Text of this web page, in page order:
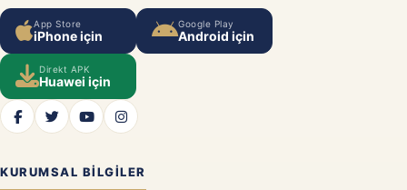
App Store
iPhone için
Google Play
Android için
Direkt APK
Huawei için
KURUMSAL BILGILER